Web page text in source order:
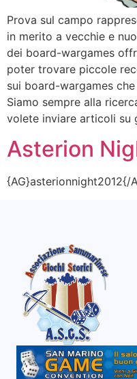
Prova sul campo
in merito a vecchie e
dei board-wargames
poter trovare piccole
sui board-wargames
Siamo sempre alla
volete inviare articoli su
Asterion
{AG}asterionnight2012{/